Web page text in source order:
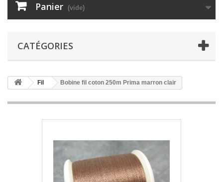
Panier (vide)
CATÉGORIES
Fil Bobine fil coton 250m Prima marron clair